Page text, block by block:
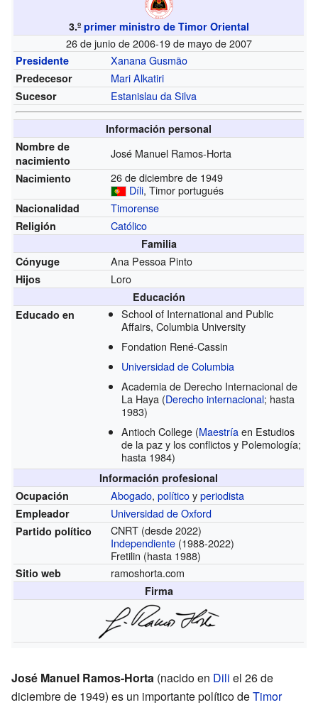
3.º primer ministro de Timor Oriental
26 de junio de 2006-19 de mayo de 2007
Presidente Xanana Gusmão
Predecesor Mari Alkatiri
Sucesor Estanislau da Silva
Información personal
Nombre de
nacimiento
José Manuel Ramos-Horta
Nacimiento
26 de diciembre de 1949
Díli, Timor portugués
Nacionalidad Timorense
Religión Católico
Familia
Cónyuge
Ana Pessoa Pinto
Hijos Loro
Educación
Educado en
School of International and Public
Affairs, Columbia University
Fondation René-Cassin
Universidad de Columbia
Academia de Derecho Internacional de
La Haya (Derecho internacional; hasta
1983)
Antioch College (Maestríaen Estudios
de la paz y los conflictos y Polemología;
hasta 1984)
Información profesional
Ocupación
Abogado,políticoyperiodista
Empleador Universidad de Oxford
Partido político
CNRT (desde 2022)
Independiente (1988-2022)
Fretilin (hasta 1988)
Sitio web ramoshorta.com
Firma
José Manuel Ramos-Horta (nacido en Dili el 26 de
diciembre de 1949) es un importante político deTimor